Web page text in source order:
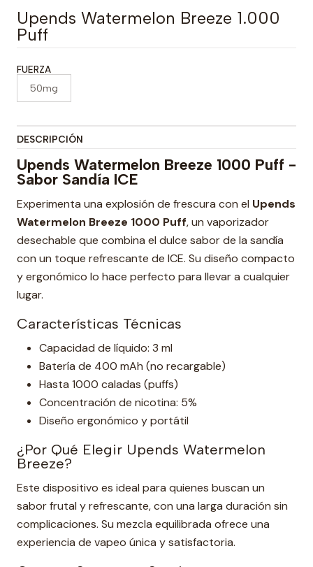
Upends Watermelon Breeze 1.000
Puff
FUERZA
50mg
DESCRIPCIÓN
Upends Watermelon Breeze 1000 Puff -
Sabor Sandía ICE
Experimenta una explosión de frescura con el Upends
Watermelon Breeze 1000 Puff, un vaporizador
desechable que combina el dulce sabor de la sandía
con un toque refrescante de ICE. Su diseño compacto
y ergonómico lo hace perfecto para llevar a cualquier
lugar.
Características Técnicas
Capacidad de líquido: 3 ml
Batería de 400 mAh (no recargable)
Hasta 1000 caladas (puffs)
Concentración de nicotina: 5%
Diseño ergonómico y portátil
¿Por Qué Elegir Upends Watermelon
Breeze?
Este dispositivo es ideal para quienes buscan un
sabor frutal y refrescante, con una larga duración sin
complicaciones. Su mezcla equilibrada ofrece una
experiencia de vapeo única y satisfactoria.